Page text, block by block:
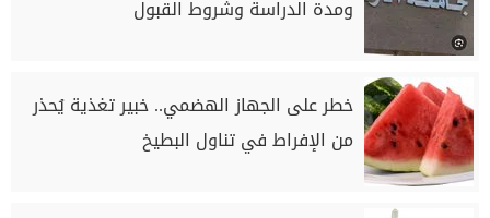
ومدة الدراسة وشروط القبول
خطر على الجهاز الهضمي.. خبير تغذية يُحذر
من الإفراط في تناول البطيخ